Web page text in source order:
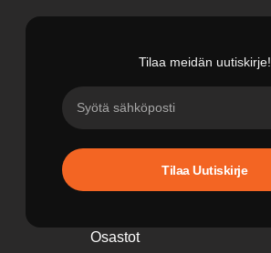
Tilaa meidän uutiskirje!
Tilaa Uutiskirje
Osastot